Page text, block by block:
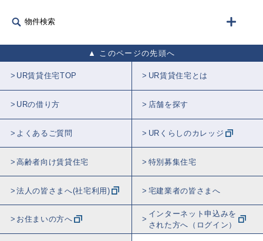
物件検索
このページの先頭へ
UR賃貸住宅TOP UR賃貸住宅とは
URの借り方 店舗を探す
よくあるご質問 URくらしのカレッジ
高齢者向け賃貸住宅 特別募集住宅
法人の皆さまへ(社宅利用) 宅建業者の皆さまへ
お住まいの方へ
インターネット申込みを
された方へ（ログイン）